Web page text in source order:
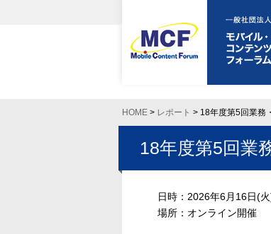
HOME > レポート > 18年度第5回業務
18年度第5回業
日時：2026年6月16日(
場所：オンライン開催